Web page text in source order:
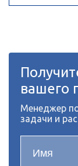
вашего
Менеджер
задачи и